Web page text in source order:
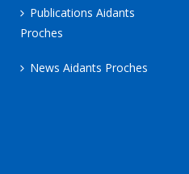
Publications Aidants
Proches
News Aidants Proches